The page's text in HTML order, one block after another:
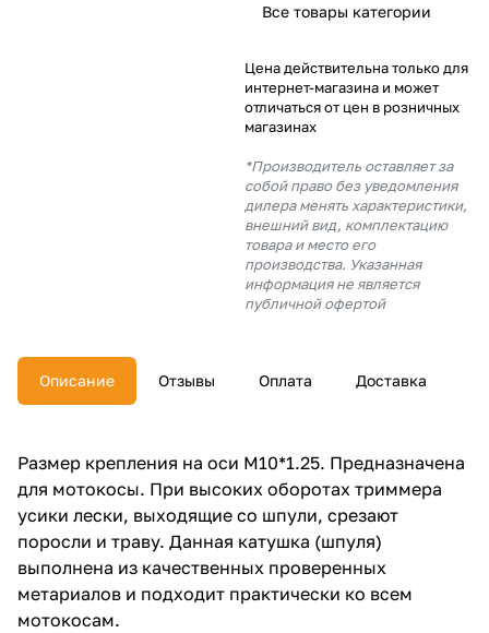
Все товары категории
Цена действительна только для
интернет-магазина и может
отличаться от цен в розничных
магазинах
*Производитель оставляет за
собой право без уведомления
дилера менять характеристики,
внешний вид, комплектацию
товара и место его
производства. Указанная
информация не является
публичной офертой
Описание Отзывы Оплата Доставка
Размер крепления на оси M10*1.25. Предназначена
для мотокосы. При высоких оборотах триммера
усики лески, выходящие со шпули, срезают
поросли и траву. Данная катушка (шпуля)
выполнена из качественных проверенных
метариалов и подходит практически ко всем
мотокосам.
% будут
с вашей карты
недели